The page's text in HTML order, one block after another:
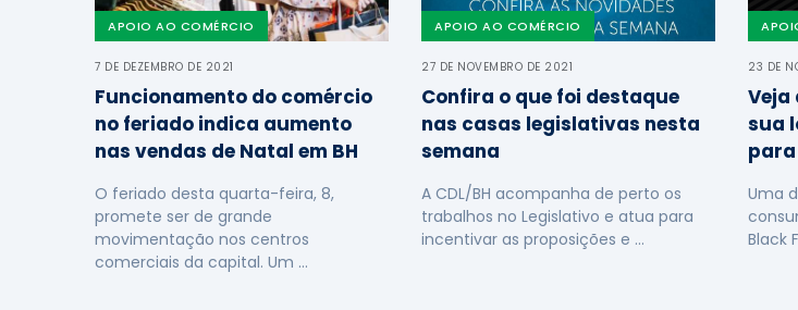
APOIO AO COMÉRCIO
7 DE DEZEMBRO DE 2021
Funcionamento do comércio
no feriado indica aumento
nas vendas de Natal em BH
O feriado desta quarta-feira, 8,
promete ser de grande
movimentação nos centros
comerciais da capital. Um …
APOIO AO COMÉRCIO
27 DE NOVEMBRO DE 2021
Confira o que foi destaque
nas casas legislativas nesta
semana
A CDL/BH acompanha de perto os
trabalhos no Legislativo e atua para
incentivar as proposições e …
23 DE
Veja
sua
para
Uma
Black